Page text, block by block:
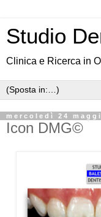
Studio
Clinica e Ricerca in
mercoledì 24
Icon DMG©